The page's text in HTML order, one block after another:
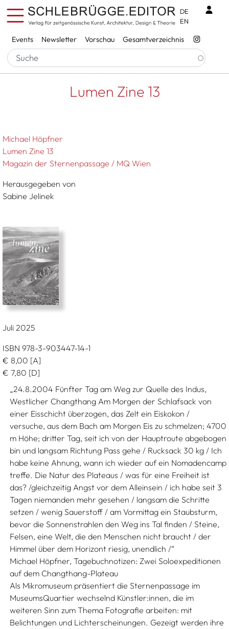
Direkt zum Inhalt
Services
Events Newsletter Vorschau Gesamtverzeichnis
DE
EN
Pfadnavigation
Startseite Lumen Zine 13
Lumen Zine 13
Michael Höpfner
Lumen Zine 13
Magazin der Sternenpassage / MQ Wien
Herausgegeben von
Sabine Jelinek
Juli 2025
ISBN 978-3-903447-14-1
€ 8,00 [A]
€ 7,80 [D]
„24.8.2004 Fünfter Tag am Weg zur Quelle des Indus,
Westlicher Changthang Am Morgen der Schlafsack von
einer Eisschicht überzogen, das Zelt ein Eiskokon /
versuche, aus dem Bach am Morgen Eis zu schmelzen; 4700
m Höhe; dritter Tag, seit ich von der Hauptroute abgebogen
bin und langsam Richtung Pass gehe / Rucksack 30 kg / Ich
habe keine Ahnung, wann ich wieder auf ein Nomadencamp
treffe. Die Natur des Plateaus / was für eine Freiheit ist
das? /gleichzeitig Angst vor dem Alleinsein / ich habe seit 3
Tagen niemanden mehr gesehen / langsam die Schritte
setzen / wenig Sauerstoff / am Vormittag ein Staubsturm,
bevor die Sonnenstrahlen den Weg ins Tal finden / Steine,
Felsen, eine Welt, die den Menschen nicht braucht / der
Himmel über dem Horizont riesig, unendlich /“
Michael Höpfner, Tagebuchnotizen: Zwei Soloexpeditionen
auf dem Changthang-Plateau
Als Mikromuseum präsentiert die Sternenpassage im
MuseumsQuartier wechselnd Künstler:innen, die im
weiteren Sinn zum Thema Fotografie arbeiten: mit
Belichtungen und Lichterscheinungen. Gezeigt werden ihre